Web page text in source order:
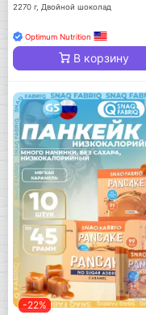
2270 г, Двойной шоколад
Optimum Nutrition
В корзину
-22%